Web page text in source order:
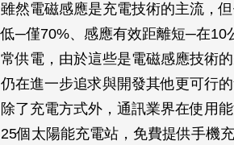
雖然電磁感應是充電技術的主流，
低─僅70%、感應有效距離短─在10
常供電，由於這些是電磁感應技術
仍在進一步追求與開發其他更可行的
除了充電方式外，通訊業界在使用
25個太陽能充電站，免費提供手機